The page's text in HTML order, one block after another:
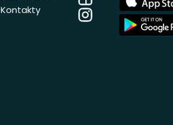
Kontakty
InstagramStore
App
Store